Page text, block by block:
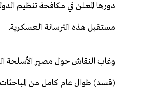
دورها المعلن في مكافحة تنظيم
مستقبل هذه الترسانة العسكرية.
وغاب النقاش حول مصير الأسلحة
(قسد) طوال عام كامل من